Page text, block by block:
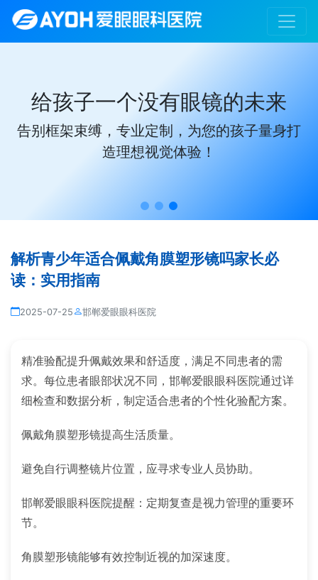
给孩子一个没有眼镜的未来
告别框架束缚，专业定制，为您的孩子量身打
造理想视觉体验！
解析青少年适合佩戴角膜塑形镜吗家长必
读：实用指南
2025-07-25 邯郸爱眼眼科医院
精准验配提升佩戴效果和舒适度，满足不同患者的需
求。每位患者眼部状况不同，邯郸爱眼眼科医院通过详
细检查和数据分析，制定适合患者的个性化验配方案。
佩戴角膜塑形镜提高生活质量。
避免自行调整镜片位置，应寻求专业人员协助。
邯郸爱眼眼科医院提醒：定期复查是视力管理的重要环
节。
角膜塑形镜能够有效控制近视的加深速度。